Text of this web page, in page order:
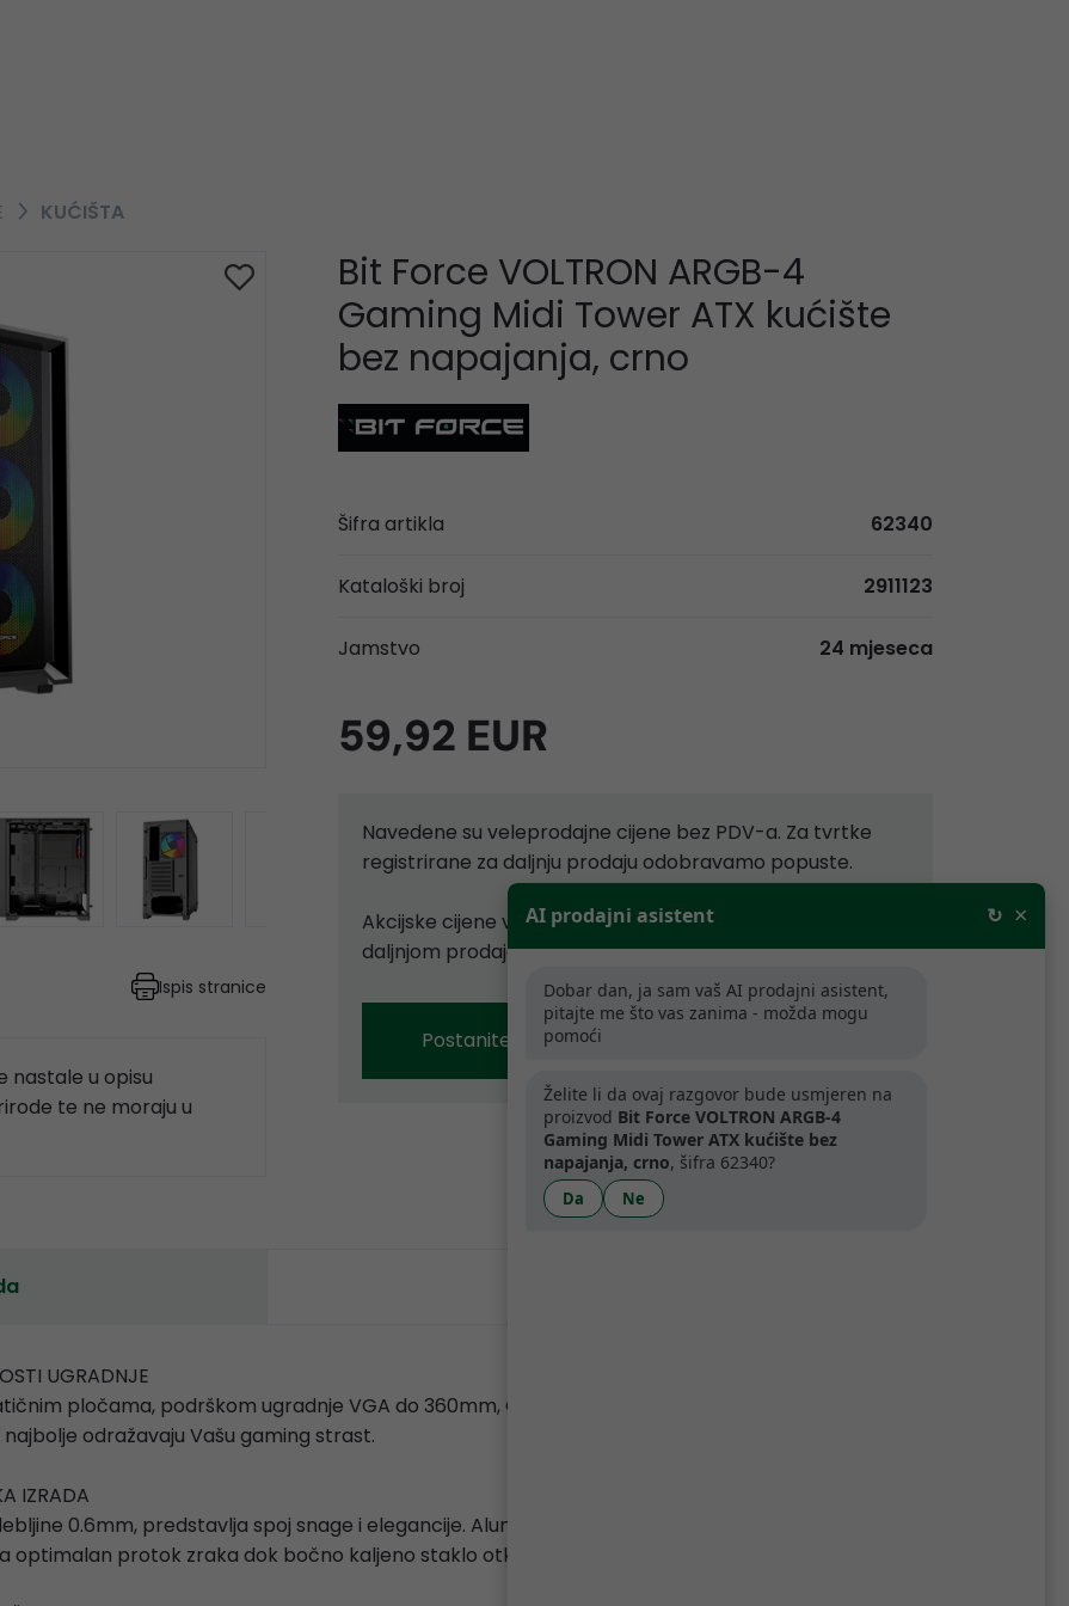
KUĆIŠTA
Ispis stranice
nastale u opisu
te ne moraju u
Bit Force VOLTRON ARGB-4
Gaming Midi Tower ATX kućište
bez napajanja, crno
Šifra artikla 62340
Kataloški broj 2911123
Jamstvo 24 mjeseca
59,92 EUR
Navedene su veleprodajne cijene bez PDV-a. Za tvrtke
registrirane za daljnju prodaju odobravamo popuste.
Akcijske cijene vrijede samo za tvrtke koje se bave
daljnjom prodajom.
Postanite partner
UGRADNJE
pločama, podrškom ugradnje VGA do 360mm, CPU do 165mm i PSU do 165mm, pruža Vam
odražavaju Vašu gaming strast.
IZRADA
0.6mm, predstavlja spoj snage i elegancije. Aluminijski mrežasti prednji panel ostavlja
optimalan protok zraka dok bočno kaljeno staklo otkriva snagu Vaše opreme.
AI prodajni asistent ↻ ×
Dobar dan, ja sam vaš AI prodajni asistent,
pitajte me što vas zanima - možda mogu
pomoći
Želite li da ovaj razgovor bude usmjeren na
proizvod Bit Force VOLTRON ARGB-4
Gaming Midi Tower ATX kućište bez
napajanja, crno, šifra 62340?
Da Ne